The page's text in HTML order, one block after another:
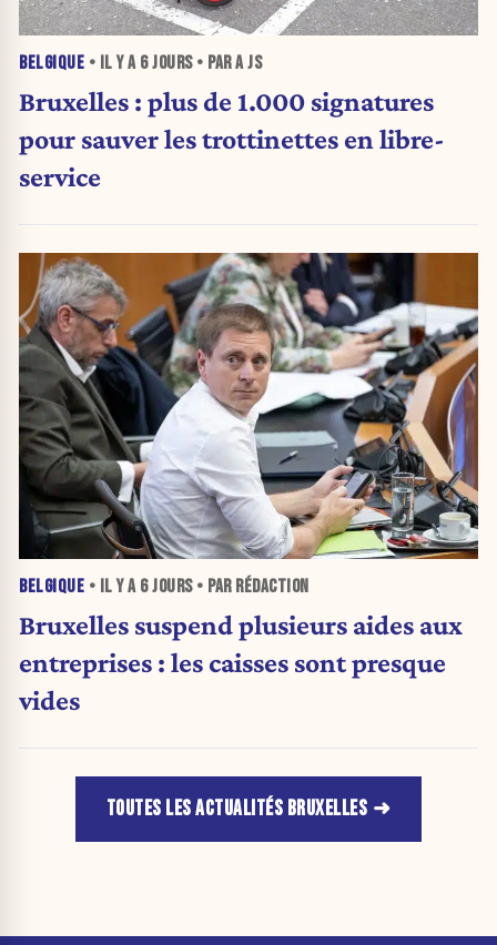
BELGIQUE • IL Y A 6 JOURS• PAR A JS
Bruxelles : plus de 1.000 signatures
pour sauver les trottinettes en libre-
service
BELGIQUE • IL Y A 6 JOURS• PAR RÉDACTION
Bruxelles suspend plusieurs aides aux
entreprises : les caisses sont presque
vides
TOUTES LES ACTUALITÉS BRUXELLES